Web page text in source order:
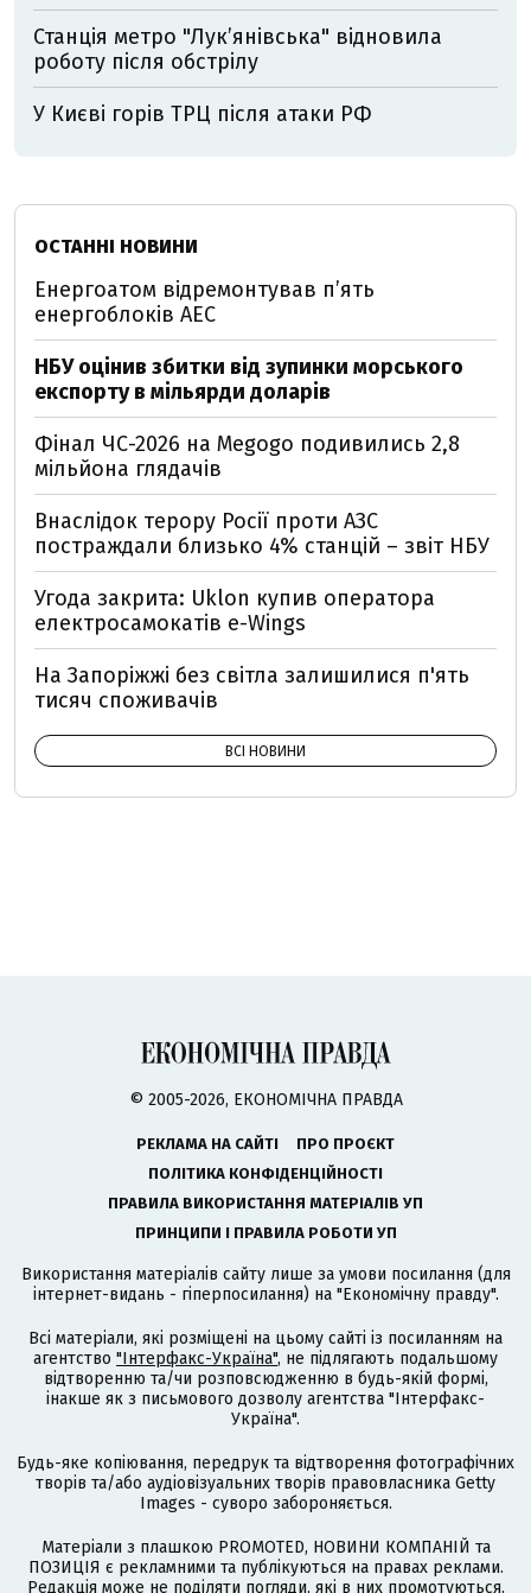
Станція метро "Лукʼянівська" відновила
роботу після обстрілу
У Києві горів ТРЦ після атаки РФ
ОСТАННІ НОВИНИ
Енергоатом відремонтував п’ять
енергоблоків АЕС
НБУ оцінив збитки від зупинки морського
експорту в мільярди доларів
Фінал ЧС-2026 на Megogo подивились 2,8
мільйона глядачів
Внаслідок терору Росії проти АЗС
постраждали близько 4% станцій – звіт НБУ
Угода закрита: Uklon купив оператора
електросамокатів e-Wings
На Запоріжжі без світла залишилися п'ять
тисяч споживачів
ВСІ НОВИНИ
© 2005-2026, ЕКОНОМІЧНА ПРАВДА
РЕКЛАМА НА САЙТІ
ПРО ПРОЄКТ
ПОЛІТИКА КОНФІДЕНЦІЙНОСТІ
ПРАВИЛА ВИКОРИСТАННЯ МАТЕРІАЛІВ УП
ПРИНЦИПИ І ПРАВИЛА РОБОТИ УП
Використання матеріалів сайту лише за умови посилання (для
інтернет-видань - гіперпосилання) на "Економічну правду".
Всі матеріали, які розміщені на цьому сайті із посиланням на
агентство "Інтерфакс-Україна", не підлягають подальшому
відтворенню та/чи розповсюдженню в будь-якій формі,
інакше як з письмового дозволу агентства "Інтерфакс-
Україна".
Будь-яке копіювання, передрук та відтворення фотографічних
творів та/або аудіовізуальних творів правовласника Getty
Images - суворо забороняється.
Матеріали з плашкою PROMOTED, НОВИНИ КОМПАНІЙ та
ПОЗИЦІЯ є рекламними та публікуються на правах реклами.
Редакція може не поділяти погляди, які в них промотуються.